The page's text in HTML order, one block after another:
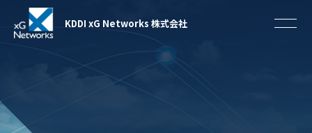
KDDI xG Networks 株式会社